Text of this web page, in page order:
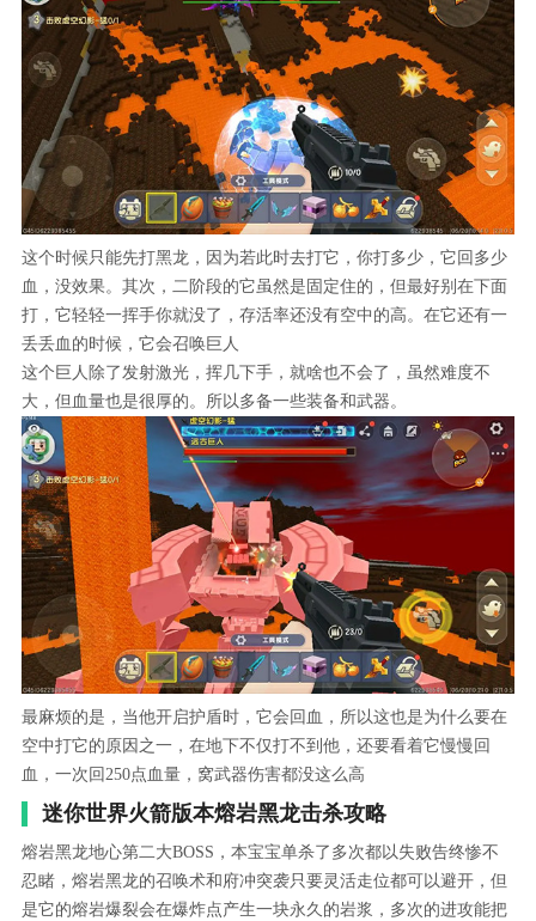
这个时候只能先打黑龙，因为若此时去打它，你打多少，它回多少
血，没效果。其次，二阶段的它虽然是固定住的，但最好别在下面
打，它轻轻一挥手你就没了，存活率还没有空中的高。在它还有一
丢丢血的时候，它会召唤巨人
这个巨人除了发射激光，挥几下手，就啥也不会了，虽然难度不
大，但血量也是很厚的。所以多备一些装备和武器。
最麻烦的是，当他开启护盾时，它会回血，所以这也是为什么要在
空中打它的原因之一，在地下不仅打不到他，还要看着它慢慢回
血，一次回250点血量，窝武器伤害都没这么高
迷你世界火箭版本熔岩黑龙击杀攻略
熔岩黑龙地心第二大BOSS，本宝宝单杀了多次都以失败告终惨不
忍睹，熔岩黑龙的召唤术和府冲突袭只要灵活走位都可以避开，但
是它的熔岩爆裂会在爆炸点产生一块永久的岩浆，多次的进攻能把